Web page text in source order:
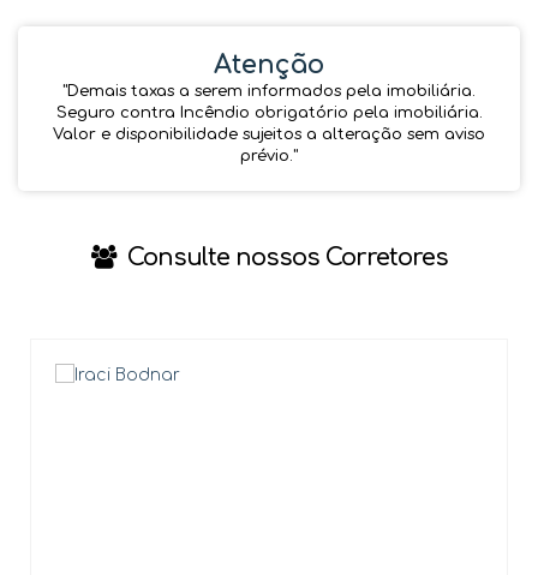
Atenção
''Demais taxas a serem informados pela imobiliária.
Seguro contra Incêndio obrigatório pela imobiliária.
Valor e disponibilidade sujeitos a alteração sem aviso
prévio.''
Consulte nossos Corretores